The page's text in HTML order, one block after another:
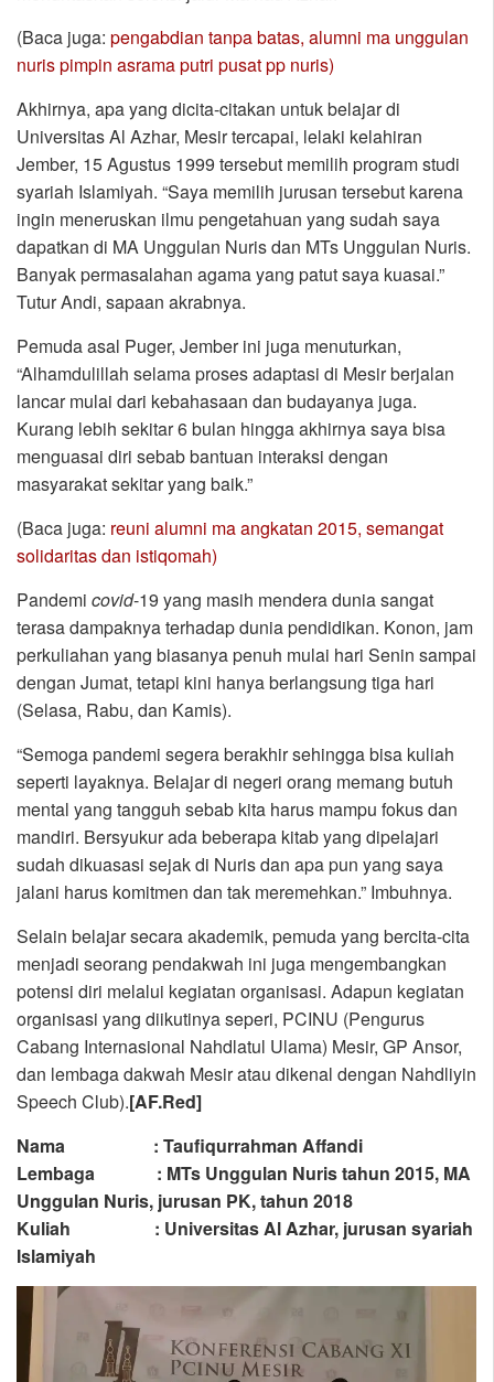
(Baca juga: pengabdian tanpa batas, alumni ma unggulan
nuris pimpin asrama putri pusat pp nuris)
Akhirnya, apa yang dicita-citakan untuk belajar di
Universitas Al Azhar, Mesir tercapai, lelaki kelahiran
Jember, 15 Agustus 1999 tersebut memilih program studi
syariah Islamiyah. “Saya memilih jurusan tersebut karena
ingin meneruskan ilmu pengetahuan yang sudah saya
dapatkan di MA Unggulan Nuris dan MTs Unggulan Nuris.
Banyak permasalahan agama yang patut saya kuasai.”
Tutur Andi, sapaan akrabnya.
Pemuda asal Puger, Jember ini juga menuturkan,
“Alhamdulillah selama proses adaptasi di Mesir berjalan
lancar mulai dari kebahasaan dan budayanya juga.
Kurang lebih sekitar 6 bulan hingga akhirnya saya bisa
menguasai diri sebab bantuan interaksi dengan
masyarakat sekitar yang baik.”
(Baca juga: reuni alumni ma angkatan 2015, semangat
solidaritas dan istiqomah)
Pandemi covid-19 yang masih mendera dunia sangat
terasa dampaknya terhadap dunia pendidikan. Konon, jam
perkuliahan yang biasanya penuh mulai hari Senin sampai
dengan Jumat, tetapi kini hanya berlangsung tiga hari
(Selasa, Rabu, dan Kamis).
“Semoga pandemi segera berakhir sehingga bisa kuliah
seperti layaknya. Belajar di negeri orang memang butuh
mental yang tangguh sebab kita harus mampu fokus dan
mandiri. Bersyukur ada beberapa kitab yang dipelajari
sudah dikuasasi sejak di Nuris dan apa pun yang saya
jalani harus komitmen dan tak meremehkan.” Imbuhnya.
Selain belajar secara akademik, pemuda yang bercita-cita
menjadi seorang pendakwah ini juga mengembangkan
potensi diri melalui kegiatan organisasi. Adapun kegiatan
organisasi yang diikutinya seperi, PCINU (Pengurus
Cabang Internasional Nahdlatul Ulama) Mesir, GP Ansor,
dan lembaga dakwah Mesir atau dikenal dengan Nahdliyin
Speech Club).[AF.Red]
Nama : Taufiqurrahman Affandi
Lembaga : MTs Unggulan Nuris tahun 2015, MA
Unggulan Nuris, jurusan PK, tahun 2018
Kuliah : Universitas Al Azhar, jurusan syariah
Islamiyah